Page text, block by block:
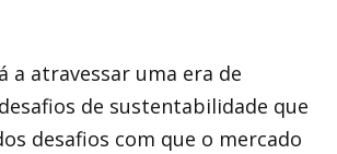
a atravessar uma era de
de sustentabilidade que
desafios com que o mercado